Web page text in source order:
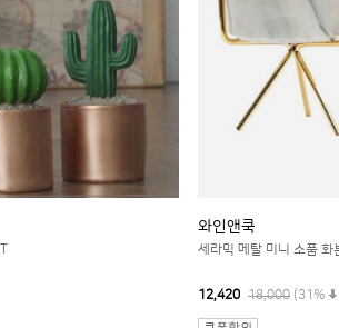
와인앤쿡
세라믹 메탈 미니 소품 화
12,420 18,000 (31%